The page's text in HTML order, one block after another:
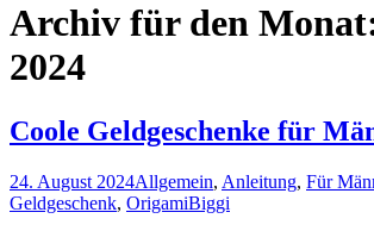
Archiv für den
2024
Coole Geldgeschenke für
24. August 2024Allgemein, Anleitung, Für
Geldgeschenk, OrigamiBiggi